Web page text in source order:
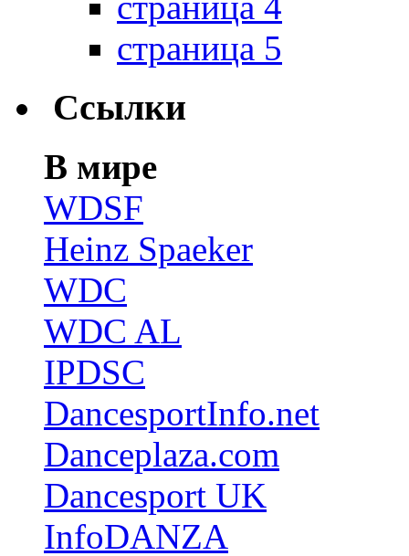
страница 5
Ссылки
В мире
WDSF
Heinz Spaeker
WDC
WDC AL
IPDSC
DancesportInfo.net
Danceplaza.com
Dancesport UK
InfoDANZA